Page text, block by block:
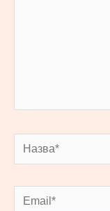
Назва*
Email*